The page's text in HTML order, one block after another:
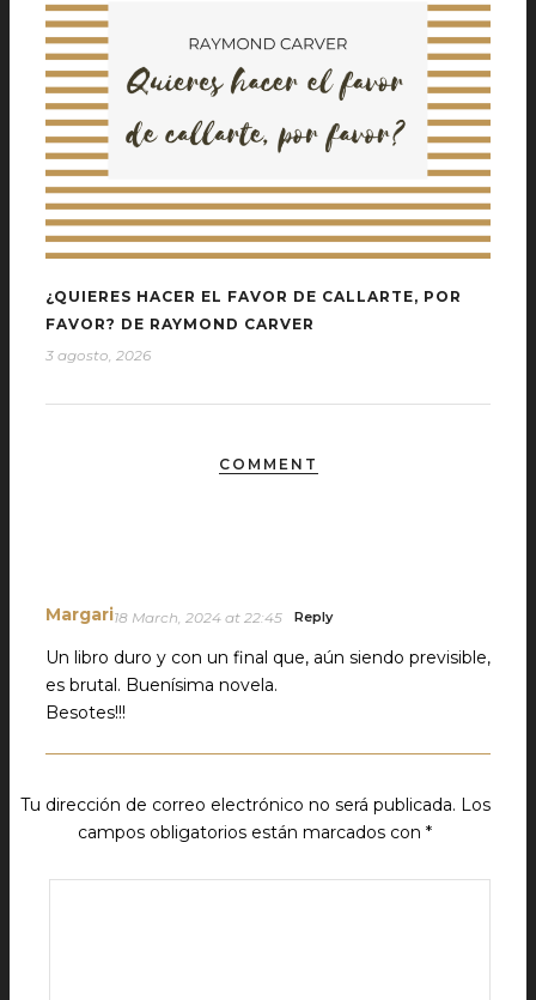
¿QUIERES HACER EL FAVOR DE CALLARTE, POR
FAVOR? DE RAYMOND CARVER
3 agosto, 2026
COMMENT
Margari18 March, 2024 at 22:45 Reply
Un libro duro y con un final que, aún siendo previsible,
es brutal. Buenísima novela.
Besotes!!!
Tu dirección de correo electrónico no será publicada. Los
campos obligatorios están marcados con*